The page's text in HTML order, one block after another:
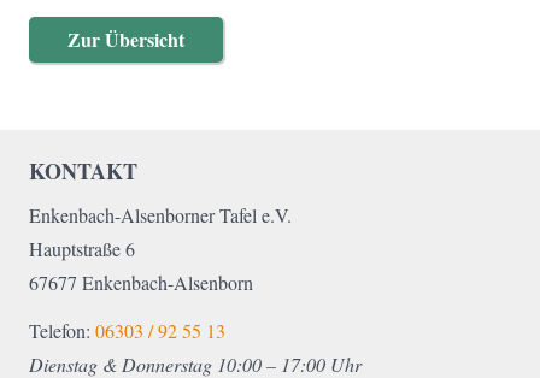
Zur Übersicht
KONTAKT
Enkenbach-Alsenborner Tafel e.V.
Hauptstraße 6
67677 Enkenbach-Alsenborn
Telefon: 06303 / 92 55 13
Dienstag & Donnerstag 10:00 – 17:00 Uhr